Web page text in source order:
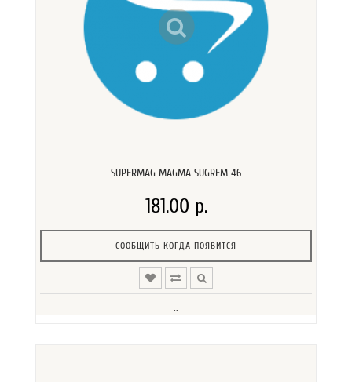
SUPERMAG MAGMA SUGREM 46
181.00 р.
СООБЩИТЬ КОГДА ПОЯВИТСЯ
..